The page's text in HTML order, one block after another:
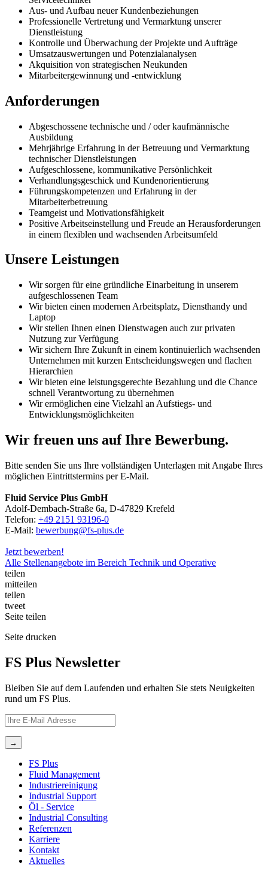
Aus- und Aufbau neuer Kundenbeziehungen
Professionelle Vertretung und Vermarktung unserer
Dienstleistung
Kontrolle und Überwachung der Projekte und Aufträge
Umsatzauswertungen und Potenzialanalysen
Akquisition von strategischen Neukunden
Mitarbeitergewinnung und -entwicklung
Anforderungen
Abgeschossene technische und / oder kaufmännische
Ausbildung
Mehrjährige Erfahrung in der Betreuung und Vermarktung
technischer Dienstleistungen
Aufgeschlossene, kommunikative Persönlichkeit
Verhandlungsgeschick und Kundenorientierung
Führungskompetenzen und Erfahrung in der
Mitarbeiterbetreuung
Teamgeist und Motivationsfähigkeit
Positive Arbeitseinstellung und Freude an Herausforderungen
in einem flexiblen und wachsenden Arbeitsumfeld
Unsere Leistungen
Wir sorgen für eine gründliche Einarbeitung in unserem
aufgeschlossenen Team
Wir bieten einen modernen Arbeitsplatz, Diensthandy und
Laptop
Wir stellen Ihnen einen Dienstwagen auch zur privaten
Nutzung zur Verfügung
Wir sichern Ihre Zukunft in einem kontinuierlich wachsenden
Unternehmen mit kurzen Entscheidungswegen und flachen
Hierarchien
Wir bieten eine leistungsgerechte Bezahlung und die Chance
schnell Verantwortung zu übernehmen
Wir ermöglichen eine Vielzahl an Aufstiegs- und
Entwicklungsmöglichkeiten
Wir freuen uns auf Ihre Bewerbung.
Bitte senden Sie uns Ihre vollständigen Unterlagen mit Angabe Ihres
möglichen Eintrittstermins per E-Mail.
Fluid Service Plus GmbH
Adolf-Dembach-Straße 6a, D-47829 Krefeld
Telefon: +49 2151 93196-0
E-Mail: bewerbung@fs-plus.de
Jetzt bewerben!
Alle Stellenangebote im Bereich Technik und Operative
teilen
mitteilen
teilen
tweet
Seite teilen
Seite drucken
FS Plus Newsletter
Bleiben Sie auf dem Laufenden und erhalten Sie stets Neuigkeiten
rund um FS Plus.
FS Plus
Fluid Management
Industriereinigung
Industrial Support
Öl ‐ Service
Industrial Consulting
Referenzen
Karriere
Kontakt
Aktuelles